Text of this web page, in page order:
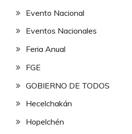
Evento Nacional
Eventos Nacionales
Feria Anual
FGE
GOBIERNO DE TODOS
Hecelchakán
Hopelchén